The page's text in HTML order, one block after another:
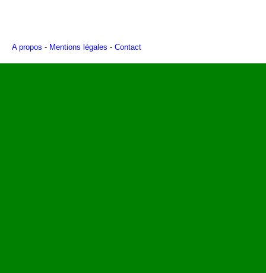
A propos - Mentions légales - Contact